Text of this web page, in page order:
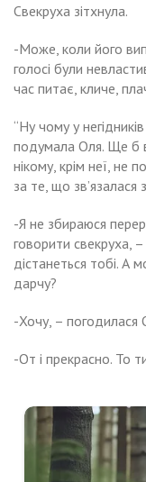
Свекруха зітхнула.
-Може, коли його
голосі були
час питає, кличе,
“Ну чому у
подумала Оля. Ще б
нікому, крім неї, не
за те, що зв’язалася
-Я не збираюся
говорити свекруха,
дістанеться тобі.
дарчу?
-Хочу, – погодилася
-От і прекрасно. То